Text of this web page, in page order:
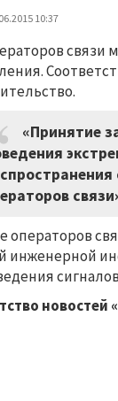
10:37
связи
«Принятие
операторов
инженерной
новостей